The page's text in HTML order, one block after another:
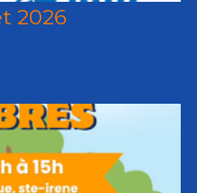
2026